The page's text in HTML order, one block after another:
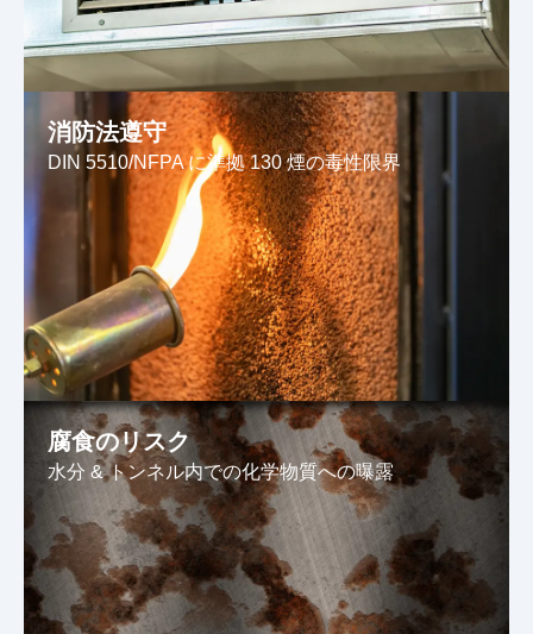
消防法遵守
DIN 5510/NFPA に準拠 130 煙の毒性限界
腐食のリスク
水分 & トンネル内での化学物質への曝露